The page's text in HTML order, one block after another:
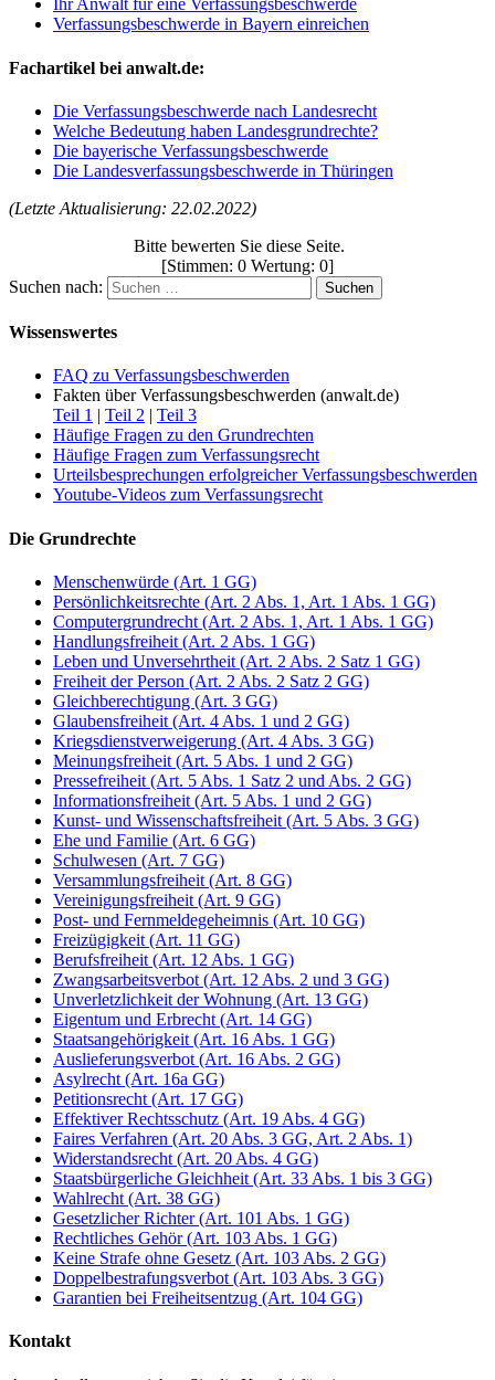
Ihr Anwalt für eine Verfassungsbeschwerde
Verfassungsbeschwerde in Bayern einreichen
Fachartikel bei anwalt.de:
Die Verfassungsbeschwerde nach Landesrecht
Welche Bedeutung haben Landesgrundrechte?
Die bayerische Verfassungsbeschwerde
Die Landesverfassungsbeschwerde in Thüringen
(Letzte Aktualisierung: 22.02.2022)
Bitte bewerten Sie diese Seite.
[Stimmen: 0 Wertung: 0]
Suchen nach:
Wissenswertes
FAQ zu Verfassungsbeschwerden
Fakten über Verfassungsbeschwerden (anwalt.de)
Teil 1 | Teil 2 | Teil 3
Häufige Fragen zu den Grundrechten
Häufige Fragen zum Verfassungsrecht
Urteilsbesprechungen erfolgreicher Verfassungsbeschwerden
Youtube-Videos zum Verfassungsrecht
Die Grundrechte
Menschenwürde (Art. 1 GG)
Persönlichkeitsrechte (Art. 2 Abs. 1, Art. 1 Abs. 1 GG)
Computergrundrecht (Art. 2 Abs. 1, Art. 1 Abs. 1 GG)
Handlungsfreiheit (Art. 2 Abs. 1 GG)
Leben und Unversehrtheit (Art. 2 Abs. 2 Satz 1 GG)
Freiheit der Person (Art. 2 Abs. 2 Satz 2 GG)
Gleichberechtigung (Art. 3 GG)
Glaubensfreiheit (Art. 4 Abs. 1 und 2 GG)
Kriegsdienstverweigerung (Art. 4 Abs. 3 GG)
Meinungsfreiheit (Art. 5 Abs. 1 und 2 GG)
Pressefreiheit (Art. 5 Abs. 1 Satz 2 und Abs. 2 GG)
Informationsfreiheit (Art. 5 Abs. 1 und 2 GG)
Kunst- und Wissenschaftsfreiheit (Art. 5 Abs. 3 GG)
Ehe und Familie (Art. 6 GG)
Schulwesen (Art. 7 GG)
Versammlungsfreiheit (Art. 8 GG)
Vereinigungsfreiheit (Art. 9 GG)
Post- und Fernmeldegeheimnis (Art. 10 GG)
Freizügigkeit (Art. 11 GG)
Berufsfreiheit (Art. 12 Abs. 1 GG)
Zwangsarbeitsverbot (Art. 12 Abs. 2 und 3 GG)
Unverletzlichkeit der Wohnung (Art. 13 GG)
Eigentum und Erbrecht (Art. 14 GG)
Staatsangehörigkeit (Art. 16 Abs. 1 GG)
Auslieferungsverbot (Art. 16 Abs. 2 GG)
Asylrecht (Art. 16a GG)
Petitionsrecht (Art. 17 GG)
Effektiver Rechtsschutz (Art. 19 Abs. 4 GG)
Faires Verfahren (Art. 20 Abs. 3 GG, Art. 2 Abs. 1)
Widerstandsrecht (Art. 20 Abs. 4 GG)
Staatsbürgerliche Gleichheit (Art. 33 Abs. 1 bis 3 GG)
Wahlrecht (Art. 38 GG)
Gesetzlicher Richter (Art. 101 Abs. 1 GG)
Rechtliches Gehör (Art. 103 Abs. 1 GG)
Keine Strafe ohne Gesetz (Art. 103 Abs. 2 GG)
Doppelbestrafungsverbot (Art. 103 Abs. 3 GG)
Garantien bei Freiheitsentzug (Art. 104 GG)
Kontakt